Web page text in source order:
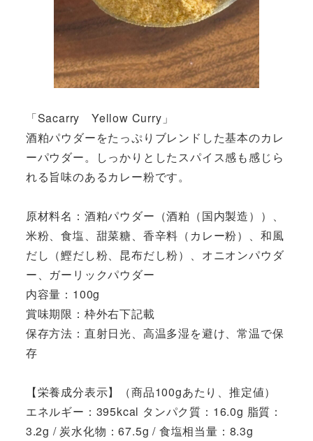
「Sacarry Yellow Curry」
酒粕パウダーをたっぷりブレンドした基本のカレ
ーパウダー。しっかりとしたスパイス感も感じら
れる旨味のあるカレー粉です。
原材料名：酒粕パウダー（酒粕（国内製造））、
米粉、食塩、甜菜糖、香辛料（カレー粉）、和風
だし（鰹だし粉、昆布だし粉）、オニオンパウダ
ー、ガーリックパウダー
内容量：100g
賞味期限：枠外右下記載
保存方法：直射日光、高温多湿を避け、常温で保
存
【栄養成分表示】（商品100gあたり、推定値）
エネルギー：395kcal タンパク質：16.0g 脂質：
3.2g / 炭水化物：67.5g / 食塩相当量：8.3g